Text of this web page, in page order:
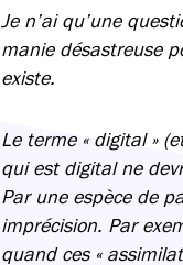
Je n’ai qu’une
manie désastreuse
existe.
Le terme « digital »
qui est digital ne
Par une espèce de
imprécision. Par
quand ces «